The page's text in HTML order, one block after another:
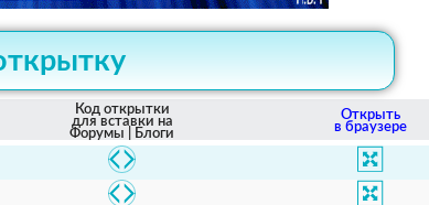
Код открытки
для вставки на
Форумы | Блоги
Открыть
в браузере